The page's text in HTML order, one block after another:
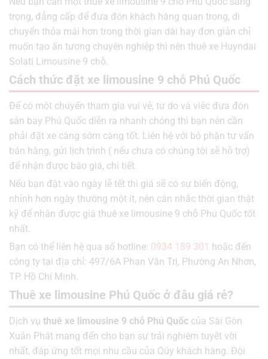
trọng, đẳng cấp để đưa đón khách hàng quan trọng, di
chuyển thỏa mái hơn trong thời gian dài hay đơn giản chỉ
muốn tạo ấn tương chuyên nghiệp thì nên thuê xe Huyndai
Solati Limousine 9 chỗ.
Cách thức đặt xe limousine 9 chỗ Phú Quốc
Để có một chuyến tham gia vui vẻ, tư do và việc đưa đón
sân bay Phú Quốc diễn ra nhanh chóng thì bạn nên cần
phải đặt xe càng sớm càng tốt. Liên hệ với bộ phận tư vấn
bán hàng, gửi lịch trình ( nếu chưa có chúng tôi sẽ hỗ trợ)
để nhận được báo giá, chi tiết.
Nếu bạn đặt vào ngày lễ tết thì giá sẽ có sự biến động,
nhỉnh hơn ngày thường một ít, nên cân nhắc thời gian thật
kỹ để nhân được giá thuê xe limousine 9 chỗ Phú Quốc tốt
nhất.
Bạn có thể liên hệ qua số hotline: 0934 189 301 hoặc đến
công ty tại địa chỉ: 497/6A Phan Văn Trị, Phường An Nhơn,
TP. Hồ Chí Minh.
Thuê xe limousine Phú Quốc ở đâu giá rẻ?
Dịch vụ thuê xe limousine 9 chỗ Phú Quốc của Sài Gòn
Xuân Phát mang đến cho bạn sự trải nghiệm tuyệt vời
nhất, đáp ứng tốt mọi nhu cầu của Qúy khách hàng. Đội